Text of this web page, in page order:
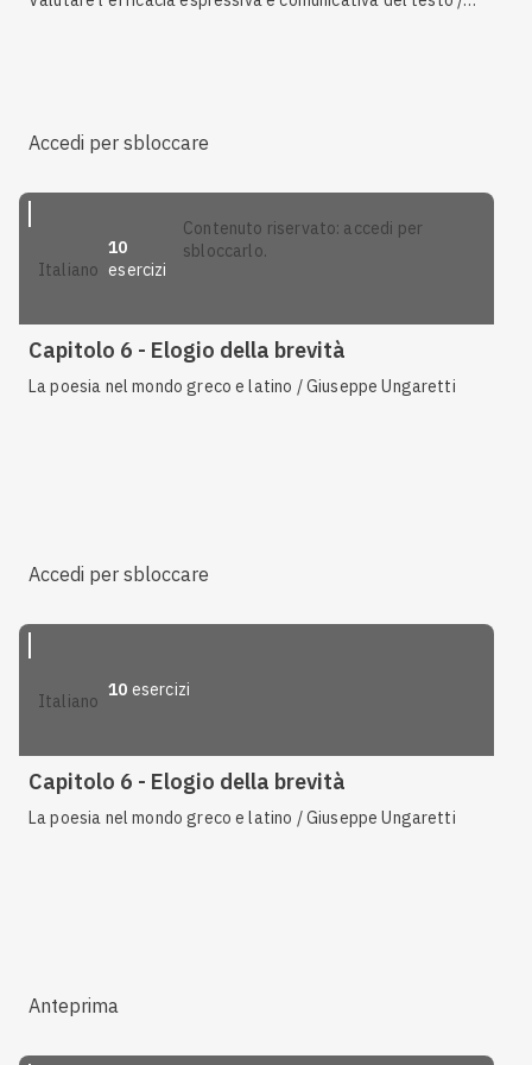
Accedi per sbloccare
italiano
10
esercizi
contenuto riservato: accedi per
sbloccarlo.
Capitolo 6 - Elogio della brevità
La poesia nel mondo greco e latino / Giuseppe Ungaretti
Accedi per sbloccare
italiano
10 esercizi
Capitolo 6 - Elogio della brevità
La poesia nel mondo greco e latino / Giuseppe Ungaretti
Anteprima